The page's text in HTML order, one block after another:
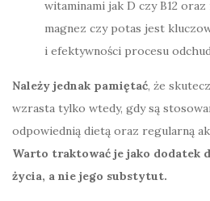
witaminami jak D czy B12
magnez czy potas jest
i efektywności procesu
Należy jednak pamiętać, że
wzrasta tylko wtedy, gdy są
odpowiednią dietą oraz regularną
Warto traktować je jako dodatek
życia, a nie jego substytut.